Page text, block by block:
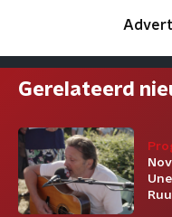
Gerelateerd